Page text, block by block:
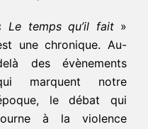
Le temps qu’il fait»
une chronique. Au-
des évènements
marquent notre
le débat qui
à la violence